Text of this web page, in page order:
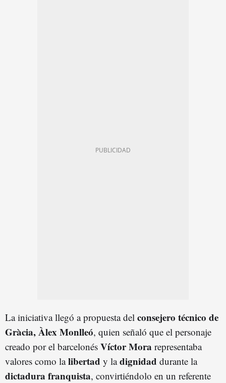
La iniciativa llegó a propuesta del consejero técnico de
Gràcia, Àlex Monlleó, quien señaló que el personaje
creado por el barcelonés Víctor Mora representaba
valores como lalibertad y ladignidad durante la
dictadura franquista, convirtiéndolo en un referente